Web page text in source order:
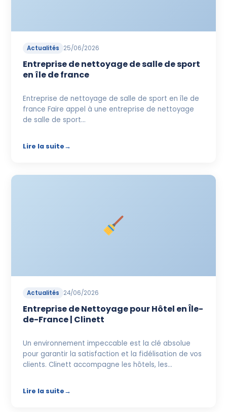
Actualités 25/06/2026
Entreprise de nettoyage de salle de sport
en île de france
Entreprise de nettoyage de salle de sport en île de
france Faire appel à une entreprise de nettoyage
de salle de sport…
Lire la suite
Actualités 24/06/2026
Entreprise de Nettoyage pour Hôtel en Île-
de-France | Clinett
Un environnement impeccable est la clé absolue
pour garantir la satisfaction et la fidélisation de vos
clients. Clinett accompagne les hôtels, les…
Lire la suite